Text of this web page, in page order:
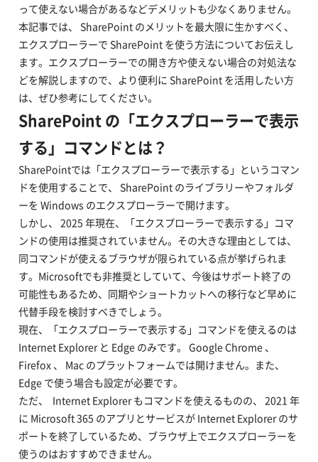
って使えない場合があるなどデメリットも少なくありません。
本記事では、 SharePoint のメリットを最大限に生かすべく、
エクスプローラーで SharePoint を使う方法についてお伝えし
ます。エクスプローラーでの開き方や使えない場合の対処法な
どを解説しますので、より便利に SharePoint を活用したい方
は、ぜひ参考にしてください。
SharePoint の「エクスプローラーで表示
する」コマンドとは？
SharePointでは「エクスプローラーで表示する」というコマン
ドを使用することで、 SharePoint のライブラリーやフォルダ
ーを Windows のエクスプローラーで開けます。
しかし、 ​2025 年現在、「エクスプローラーで表示する」コマ
ンドの使用は推奨されていません。その大きな理由としては、
同コマンドが使えるブラウザが限られている点が挙げられま
す。​Microsoftでも非推奨としていて、今後はサポート終了の
可能性もあるため、同期やショートカットへの移行など早めに
代替手段を検討すべきでしょう。​
現在、「エクスプローラーで表示する」コマンドを使えるのは
Internet Explorer と Edge のみです。 Google Chrome 、
Firefox 、 Mac のプラットフォームでは開けません。また、
Edge で使う場合も設定が必要です。
ただ、 Internet Explorer もコマンドを使えるものの、 2021 年
に Microsoft 365 のアプリとサービスが Internet Explorer のサ
ポートを終了しているため、ブラウザ上でエクスプローラーを
使うのはおすすめできません。